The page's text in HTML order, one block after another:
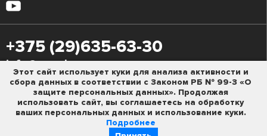
+375 (29)635-63-30
info@m-m.by
Политика конфиденциальности
Этот сайт использует куки для анализа активности и
сбора данных в соответствии с Законом РБ № 99-З «О
защите персональных данных». Продолжая
использовать сайт, вы соглашаетесь на обработку
ваших персональных данных и использование куки.
Подробнее